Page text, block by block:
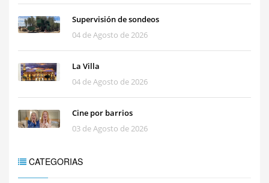
Supervisión de sondeos
04 de Agosto de 2026
La Villa
04 de Agosto de 2026
Cine por barrios
03 de Agosto de 2026
CATEGORIAS